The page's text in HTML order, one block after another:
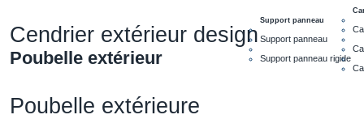
Cendrier extérieur design
Poubelle extérieur
Poubelle extérieure
Support panneau
Support panneau
Support panneau rigide